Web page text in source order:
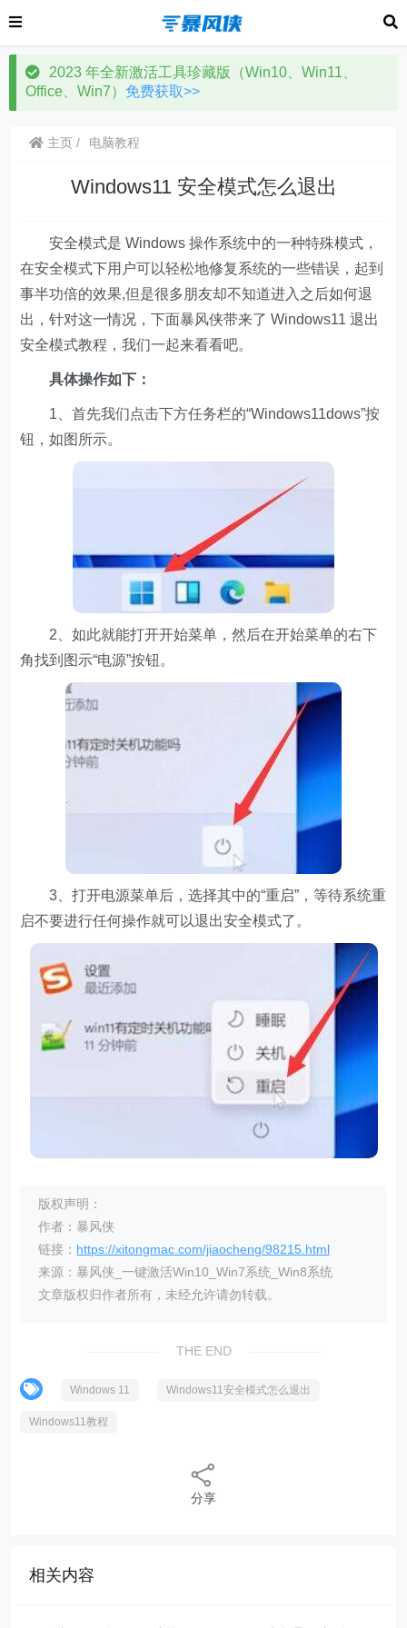
2023 年全新激活工具珍藏版（Win10、Win11、
Office、Win7） 免费获取>>
主页 电脑教程
Windows11 安全模式怎么退出
安全模式是 Windows 操作系统中的一种特殊模式，
在安全模式下用户可以轻松地修复系统的一些错误，起到
事半功倍的效果,但是很多朋友却不知道进入之后如何退
出，针对这一情况，下面暴风侠带来了 Windows11 退出
安全模式教程，我们一起来看看吧。
具体操作如下：
1、首先我们点击下方任务栏的“Windows11dows”按
钮，如图所示。
2、如此就能打开开始菜单，然后在开始菜单的右下
角找到图示“电源”按钮。
3、打开电源菜单后，选择其中的“重启”，等待系统重
启不要进行任何操作就可以退出安全模式了。
版权声明：
作者：暴风侠
链接： https://xitongmac.com/jiaocheng/98215.html
来源：暴风侠_一键激活Win10_Win7系统_Win8系统
文章版权归作者所有，未经允许请勿转载。
THE END
Windows 11 Windows11安全模式怎么退出
Windows11教程
分享
相关内容